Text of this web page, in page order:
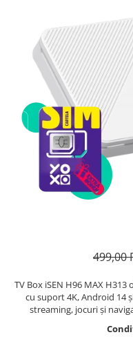
Telefoane mobile Cubot
Telefoane mobile
Telefoane mobile OSCAL
Telefoane mobile Fossibot
Telefoane mobile Lagenio
Telefoane mobile Samsung
Telefoane mobile iSEN
Telefoane mobile F150
Telefoane mobile HUAWEI
Telefoane mobile iHunt
Telefoane mobile Xiaomi
Telefoane mobile ZTE
499,00
TV Box iSEN H96 MAX
cu suport 4K, Android 14
streaming, jocuri și